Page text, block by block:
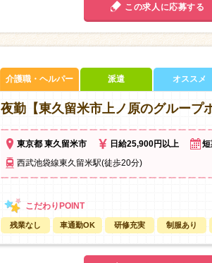
この求人に応募する
介護職・ヘルパー 派遣 オススメ
夜勤【東久留米市上ノ原のグループ
東京都 東久留米市 日給25,900円以上
西武池袋線東久留米駅(徒歩20分)
残業なし 車通勤OK 研修充実 制服あり